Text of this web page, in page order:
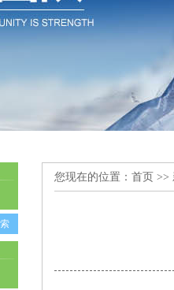
您现在的位置： 首页 >>